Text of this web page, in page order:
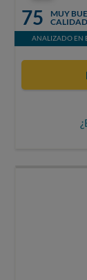
75
MUY
CALIDAD
ANALIZADO EN